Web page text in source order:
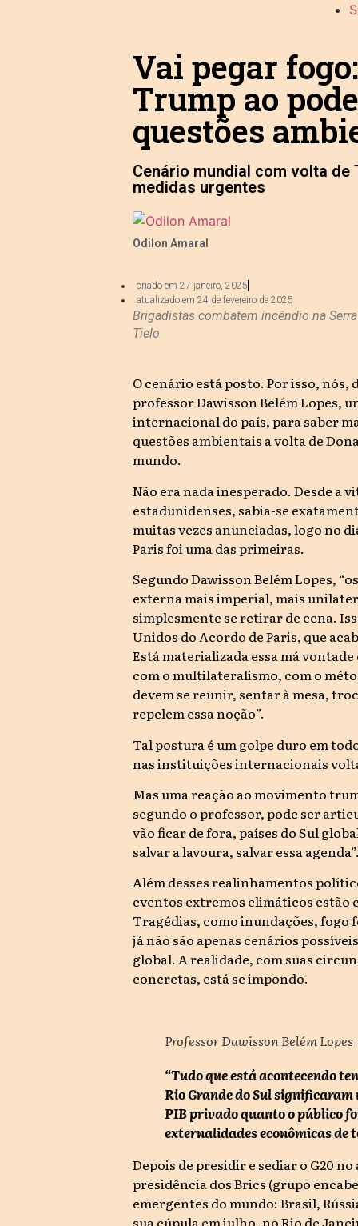
Vai pegar
Trump ao
questões
Cenário mundial com volta
medidas urgentes
Odilon Amaral
criado em 27 janeiro, 2025
atualizado em 24 de fevereiro de 2025
Brigadistas combatem incêndio na
Tielo
O cenário está posto. Por isso,
professor Dawisson Belém Lopes,
internacional do país, para saber
questões ambientais a volta de
mundo.
Não era nada inesperado. Desde a
estadunidenses, sabia-se
muitas vezes anunciadas, logo no
Paris foi uma das primeiras.
Segundo Dawisson Belém Lopes,
externa mais imperial, mais
simplesmente se retirar de cena.
Unidos do Acordo de Paris, que
Está materializada essa má
com o multilateralismo, com o
devem se reunir, sentar à mesa,
repelem essa noção”.
Tal postura é um golpe duro em
nas instituições internacionais
Mas uma reação ao movimento
segundo o professor, pode ser
vão ficar de fora, países do Sul
salvar a lavoura, salvar essa agenda”.
Além desses realinhamentos
eventos extremos climáticos estão
Tragédias, como inundações, fogo
já não são apenas cenários
global. A realidade, com suas
concretas, está se impondo.
Professor Dawisson Belém Lopes
“Tudo que está acontecendo
Rio Grande do Sul
PIB privado quanto o público
externalidades econômicas de
Depois de presidir e sediar o G20
presidência dos Brics (grupo
emergentes do mundo: Brasil,
sua cúpula em julho, no Rio de